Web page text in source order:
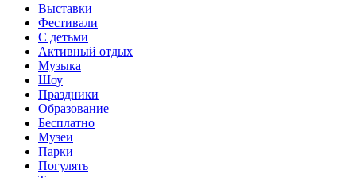
Выставки
Фестивали
С детьми
Активный отдых
Музыка
Шоу
Праздники
Образование
Бесплатно
Музеи
Парки
Погулять